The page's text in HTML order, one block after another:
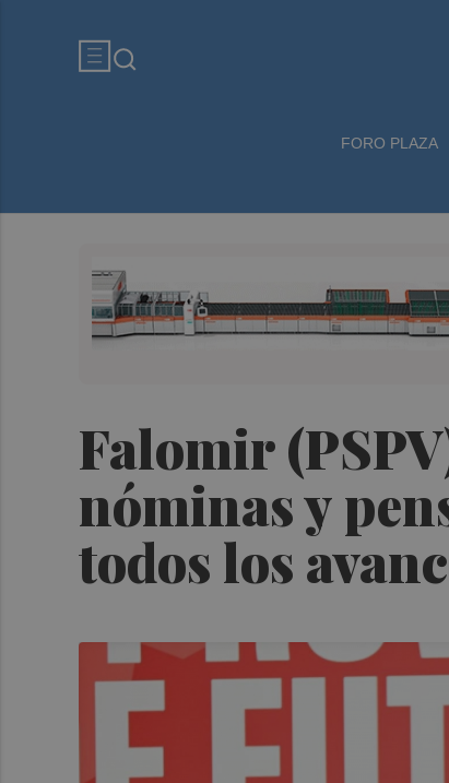
FORO PLAZA
Falomir
nóminas y
todos los